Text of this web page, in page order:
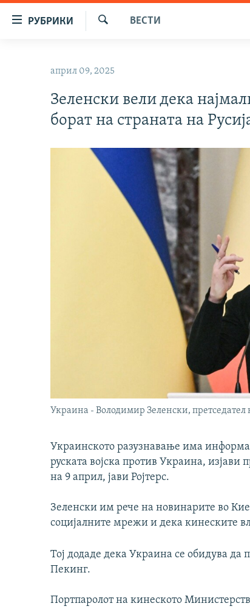
РУБРИКИ
ВИЗУЕЛНО
ПРИЈАВИ СЕ ЗА ЊУЗЛЕТЕР
ВЕСТИ
април 09, 2025
Зеленски вели дека
борат на страната на
Украина - Володимир Зеленски,
Украинското разузнавање има
руската војска против Украина,
на 9 април, јави Ројтерс.
Зеленски им рече на новинарите во
социјалните мрежи и дека кинеските
Тој додаде дека Украина се обидува да
Пекинг.
Портпаролот на кинеското